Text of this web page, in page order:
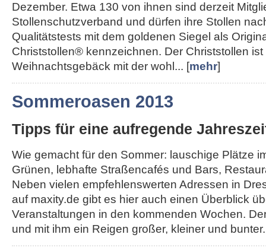
Dezember. Etwa 130 von ihnen sind derzeit
Stollenschutzverband und dürfen ihre Stollen
Qualitätstests mit dem goldenen Siegel als
Christstollen® kennzeichnen. Der Christstollen ist
Weihnachtsgebäck mit der wohl... [mehr]
Sommeroasen 2013
Tipps für eine aufregende
Wie gemacht für den Sommer: lauschige Plätze
Grünen, lebhafte Straßencafés und Bars,
Neben vielen empfehlenswerten Adressen in
auf maxity.de gibt es hier auch einen Überblick
Veranstaltungen in den kommenden Wochen.
und mit ihm ein Reigen großer, kleiner und